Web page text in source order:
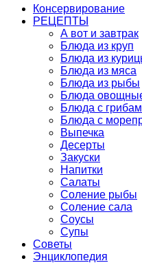
Консервирование
РЕЦЕПТЫ
А вот и завтрак
Блюда из круп
Блюда из
Блюда из мяса
Блюда из рыбы
Блюда
Блюда с
Блюда с
Выпечка
Десерты
Закуски
Напитки
Салаты
Соление рыбы
Соление сала
Соусы
Супы
Советы
Энциклопедия